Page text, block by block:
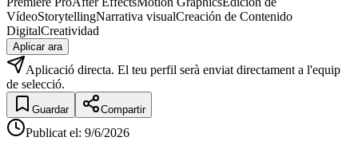
VídeoStorytellingNarrativa visualCreación de Contenido
DigitalCreatividad
Aplicar ara
Aplicació directa. El teu perfil serà enviat directament a l'equip
de selecció.
Guardar Compartir
Publicat el: 9/6/2026